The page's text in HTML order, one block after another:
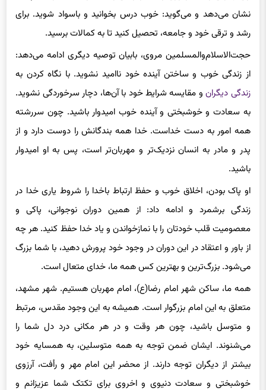
وی بهترین راه شکرگزاری و تشکر از این زحمات و خدمات را، به بچه‌ها
نشان می‌دهد و می‌گوید: خوب درس بخوانید و باسواد شوید. برای
رشد و ترقی خود و جامعه، تحصیل کنید تا به کمالات برسید.
حجت‌الاسلام‌والمسلمین مروی، بابیان توصیه دیگری ادامه می‌دهد:
از زندگی خوب و ساختن آینده خود ناامید نشوید. با نگاه کردن به
زندگی دیگرانو مقایسه شرایط خود با آن‌ها، دچار سرخوردگی نشوید.
به سعادت و خوشبختی و آینده خوب امیدوار باشید. چون سررشته
همه امور به دست خداست. خدا همه بندگانش را دوست دارد و از
پدر و مادر به انسان نزدیک‌تر و مهربان‌تر است، پس به او امیدوار
باشید.
او پاک بودن، اخلاق خوب و حفظ ارتباط باخدا را شروط یاری خدا در
زندگی برشمرد و ادامه داد: از همین دوران نوجوانی، پاکی و
معصومیت قلب خودتان را با نمازخواندن و یاد خدا حفظ کنید. هر چه
از باور و اعتقاد در این دوران در وجود خود پرورش دهید، با شما بزرگ
می‌شود. بزرگ‌ترین و بهترین کس همه ما، خدای متعال است.
همه ما، ساکن شهر امام رضا(ع)، امام مهربان هستیم. شهر مشهد،
متعلق به این امام بزرگوار است. همیشه به این وجود مقدس، مرتبط
و متوسل باشید، چون هر وقت و در هر مکانی درد دل شما را
می‌شنوند. ایشان ضمن توجه به همه متوسلین، به همسایه خود
بیشتر از دیگران توجه دارند. از محضر این امام مهر و رأفت، آرزوی